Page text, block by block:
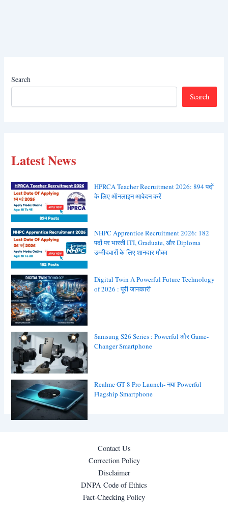
Search
Search
Latest News
HPRCA Teacher Recruitment 2026: 894 पदों
के लिए ऑनलाइन आवेदन करें
NHPC Apprentice Recruitment 2026: 182
पदों पर भारती ITI, Graduate, और Diploma
उम्मीदवारों के लिए शानदार मौका
Digital Twin A Powerful Future Technology
of 2026 : पूरी जानकारी
Samsung S26 Series : Powerful और Game-
Changer Smartphone
Realme GT 8 Pro Launch- नया Powerful
Flagship Smartphone
Contact Us
Correction Policy
Disclaimer
DNPA Code of Ethics
Fact-Checking Policy